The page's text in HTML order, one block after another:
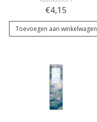
€4,15
Toevoegen aan winkelwagen